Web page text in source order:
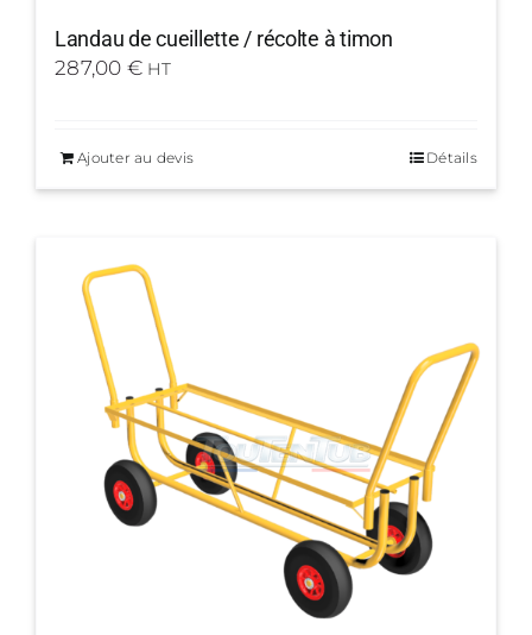
Landau de cueillette / récolte à timon
287,00 € HT
Ajouter au devis Détails